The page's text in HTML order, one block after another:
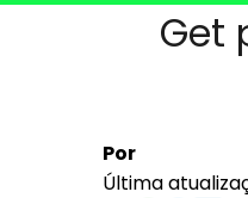
Get
Por
Última